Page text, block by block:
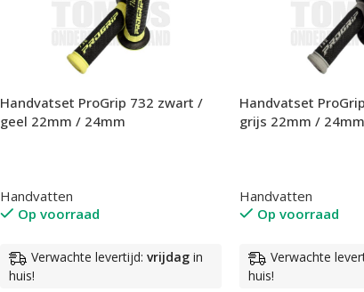
Handvatset ProGrip 732 zwart /
geel 22mm / 24mm
Handvatten
Op voorraad
Verwachte levertijd: vrijdagin
huis!
Handvatset
grijs 22mm / 24mm
Handvatten
Op voorraad
Verwachte
huis!